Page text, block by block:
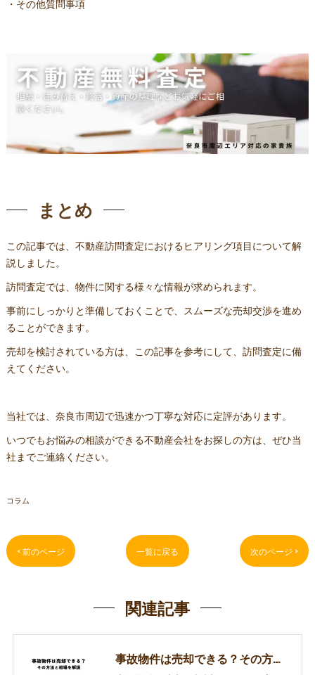
・その他質問事項
まとめ
この記事では、不動産訪問査定におけるヒアリング項目について解
説しました。
訪問査定では、物件に関する様々な情報が求められます。
事前にしっかりと準備しておくことで、スムーズな売却交渉を進め
ることができます。
売却を検討されている方は、この記事を参考にして、訪問査定に備
えてください。
当社では、奈良市周辺で迅速かつ丁寧な対応に定評があります。
いつでもお悩みの相談ができる不動産会社をお探しの方は、ぜひ当
社までご連絡ください。
コラム
< 前のページ 一覧に戻る 次のページ >
関連記事
事故物件は売却できる？その方法と相場を解説